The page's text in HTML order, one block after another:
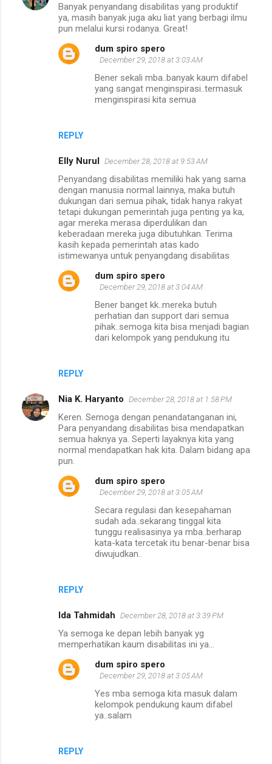
Banyak penyandang disabilitas yang produktif
ya, masih banyak juga aku liat yang berbagi ilmu
pun melalui kursi rodanya. Great!
REPLY
dum spiro spero
December 29, 2018 at 3:03 AM
Bener sekali mba..banyak kaum difabel
yang sangat menginspirasi..termasuk
menginspirasi kita semua
Elly Nurul December 28, 2018 at 9:53 AM
Penyandang disabilitas memiliki hak yang sama
dengan manusia normal lainnya, maka butuh
dukungan dari semua pihak, tidak hanya rakyat
tetapi dukungan pemerintah juga penting ya ka,
agar mereka merasa diperdulikan dan
keberadaan mereka juga dibutuhkan. Terima
kasih kepada pemerintah atas kado
istimewanya untuk penyangdang disabilitas
REPLY
dum spiro spero
December 29, 2018 at 3:04 AM
Bener banget kk..mereka butuh
perhatian dan support dari semua
pihak..semoga kita bisa menjadi bagian
dari kelompok yang pendukung itu
Nia K. Haryanto December 28, 2018 at 1:58 PM
Keren. Semoga dengan penandatanganan ini,
Para penyandang disabilitas bisa mendapatkan
semua haknya ya. Seperti layaknya kita yang
normal mendapatkan hak kita. Dalam bidang apa
pun.
REPLY
dum spiro spero
December 29, 2018 at 3:05 AM
Secara regulasi dan kesepahaman
sudah ada..sekarang tinggal kita
tunggu realisasinya ya mba..berharap
kata-kata tercetak itu benar-benar bisa
diwujudkan..
Ida Tahmidah December 28, 2018 at 3:39 PM
Ya semoga ke depan lebih banyak yg
memperhatikan kaum disabilitas ini ya...
REPLY
dum spiro spero
December 29, 2018 at 3:05 AM
Yes mba semoga kita masuk dalam
kelompok pendukung kaum difabel
ya..salam